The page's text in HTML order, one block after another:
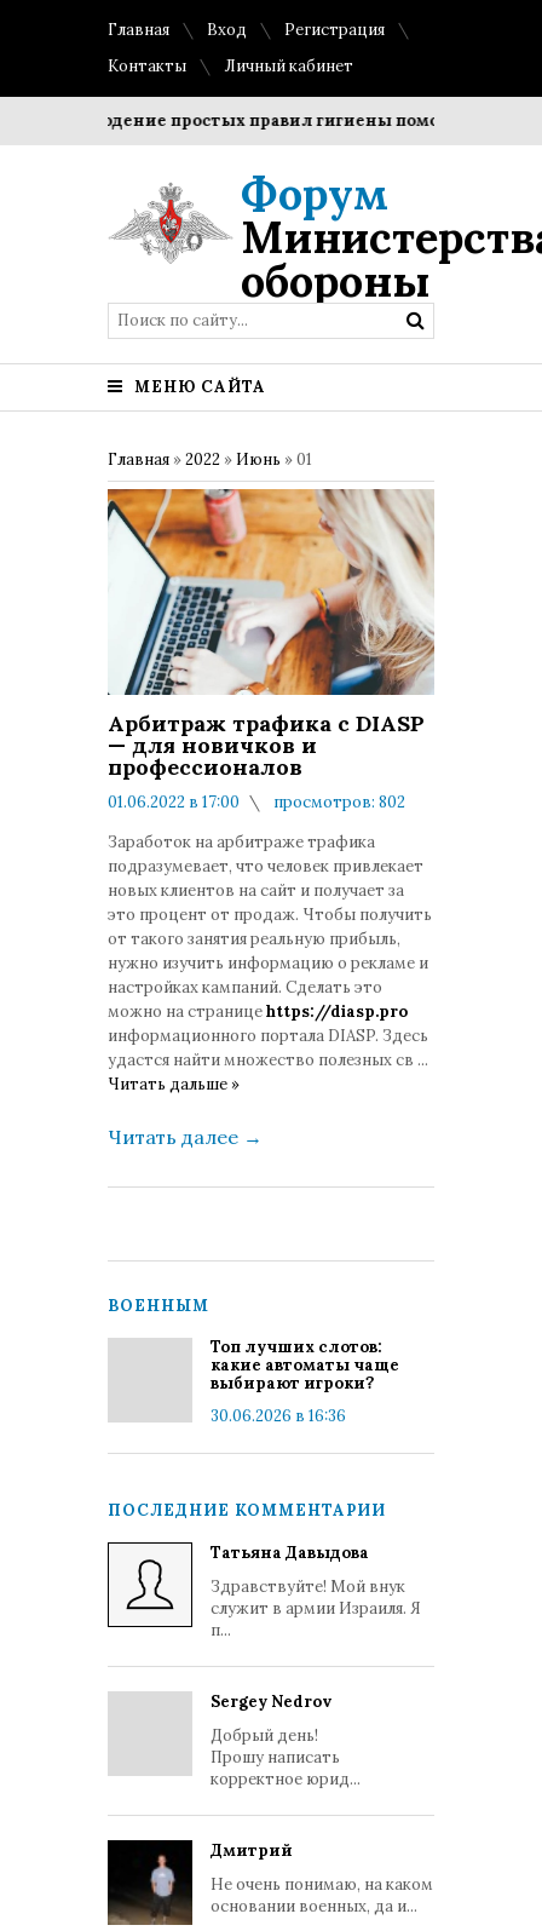
Главная Вход
Регистрация
Контакты
Личный кабинет
Соблюдение простых правил гигиены помогает
Форум
обороны
МЕНЮ САЙТА
Главная »2022 » Июнь »01
Арбитраж трафика с DIASP
— для новичков и
профессионалов
01.06.2022 в 17:00
просмотров: 802
Заработок на арбитраже трафика
подразумевает, что человек привлекает
новых клиентов на сайт и получает за
это процент от продаж. Чтобы получить
от такого занятия реальную прибыль,
нужно изучить информацию о рекламе и
настройках кампаний. Сделать это
можно на страницеhttps://diasp.pro
информационного портала DIASP. Здесь
удастся найти множество полезных св ...
Читать дальше »
Читать далее →
ВОЕННЫМ
Топ лучших слотов:
какие автоматы чаще
выбирают игроки?
30.06.2026 в 16:36
ПОСЛЕДНИЕ КОММЕНТАРИИ
Татьяна Давыдова
Здравствуйте! Мой внук
служит в армии Израиля. Я
п...
Sergey Nedrov
Добрый день!
Прошу написать
корректное юрид...
Дмитрий
Не очень понимаю, на каком
основании военных, да и...